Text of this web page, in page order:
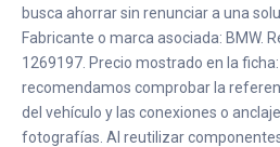
busca ahorrar sin renunciar a una
Fabricante o marca asociada: BMW.
1269197. Precio mostrado en la
recomendamos comprobar la
del vehículo y las conexiones o
fotografías. Al reutilizar